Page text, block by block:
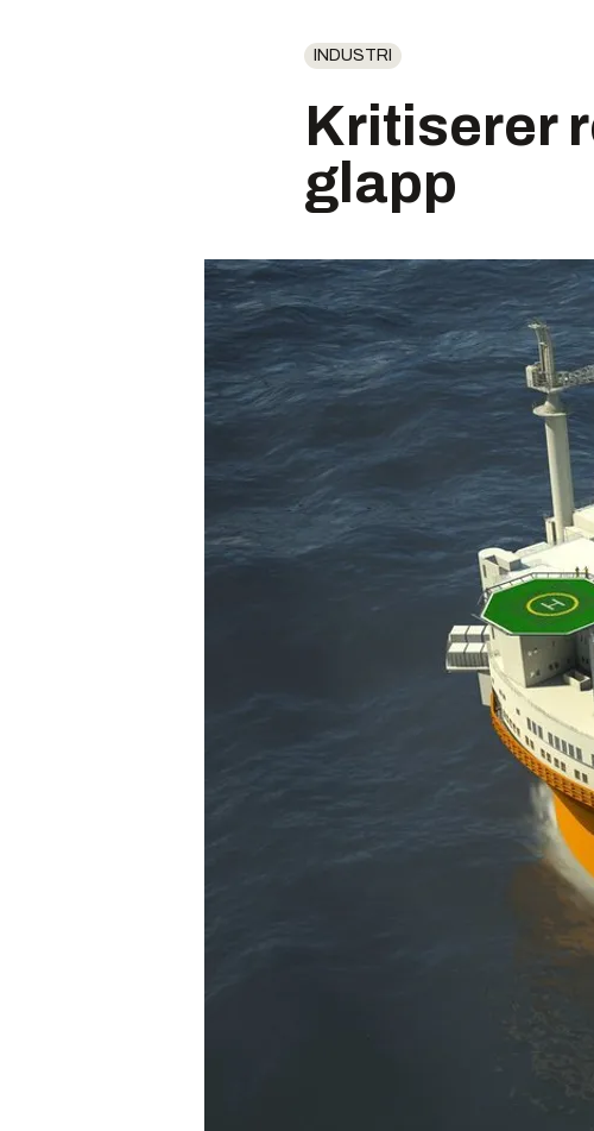
INDUSTRI
Kritiserer
glapp